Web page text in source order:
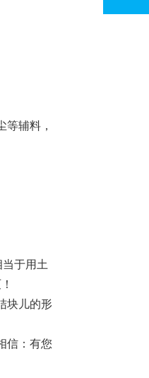
辅料，
于用土
块儿的形
信：有您